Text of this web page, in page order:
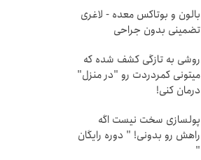
بالون و بوتاکس معده - لاغری
تضمینی بدون جراحی
روشی به تازگی کشف شده که
میتونی کمردردت رو "در منزل"
درمان کنی!
پولسازی سخت نیست اگه
راهش رو بدونی! " دوره رایگان
"